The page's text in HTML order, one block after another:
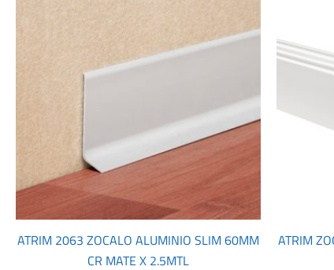
ATRIM 2063 ZOCALO ALUMINIO SLIM 60MM
CR MATE X 2.5MTL
ATRIM